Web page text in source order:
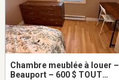
Chambre meublée à louer –
Beauport – 600 $ TOUT